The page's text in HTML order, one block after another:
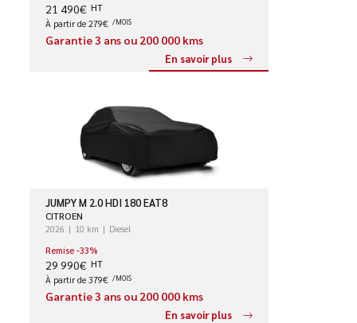
21 490€ HT
À partir de 279€ /MOIS
Garantie 3 ans ou 200 000 kms
En savoir plus
JUMPY M 2.0 HDI 180 EAT8
CITROEN
2026 10 km
Diesel
Remise -33%
29 990€ HT
À partir de 379€ /MOIS
Garantie 3 ans ou 200 000 kms
En savoir plus